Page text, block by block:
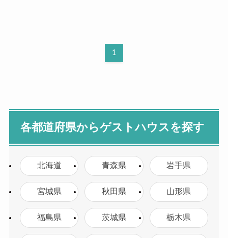
1
各都道府県からゲストハウスを探す
北海道 青森県 岩手県
宮城県 秋田県 山形県
福島県 茨城県 栃木県